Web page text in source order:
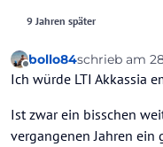
9 Jahren später
Offline
bollo84schrieb am
zuletzt
Ich würde LTI Akkassia
Ist zwar ein bisschen
vergangenen Jahren ein